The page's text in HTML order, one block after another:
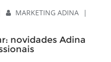
MARKETING ADINA
|
novidades Adina